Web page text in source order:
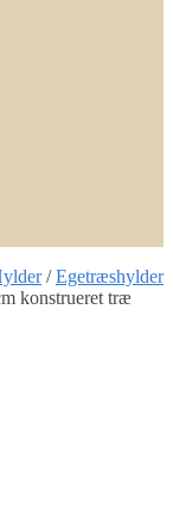
/Egetræshylder
konstrueret træ